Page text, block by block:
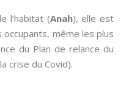
l’habitat (Anah), elle est
même les plus
du Plan de relance du
crise du Covid).